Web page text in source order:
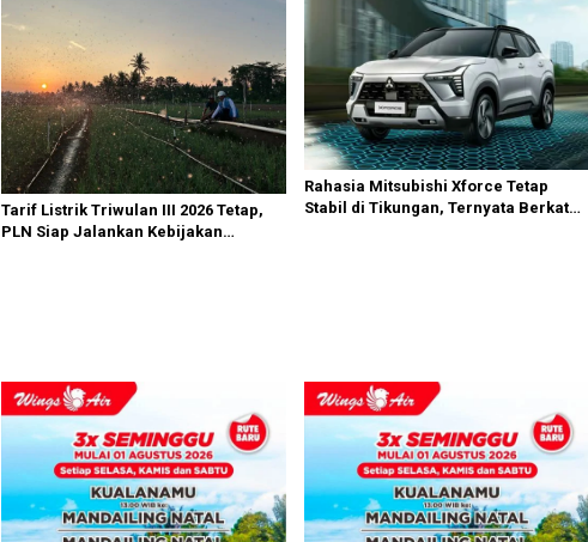
Tarif Listrik Triwulan III 2026 Tetap,
PLN Siap Jalankan Kebijakan
Rahasia Mitsubishi Xforce Tetap
Stabil di Tikungan, Ternyata Berkat